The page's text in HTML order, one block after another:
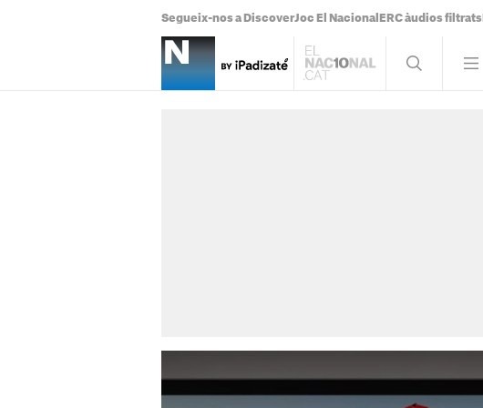
Segueix-nos a DiscoverJoc El Nacional ERC àudios filtrats